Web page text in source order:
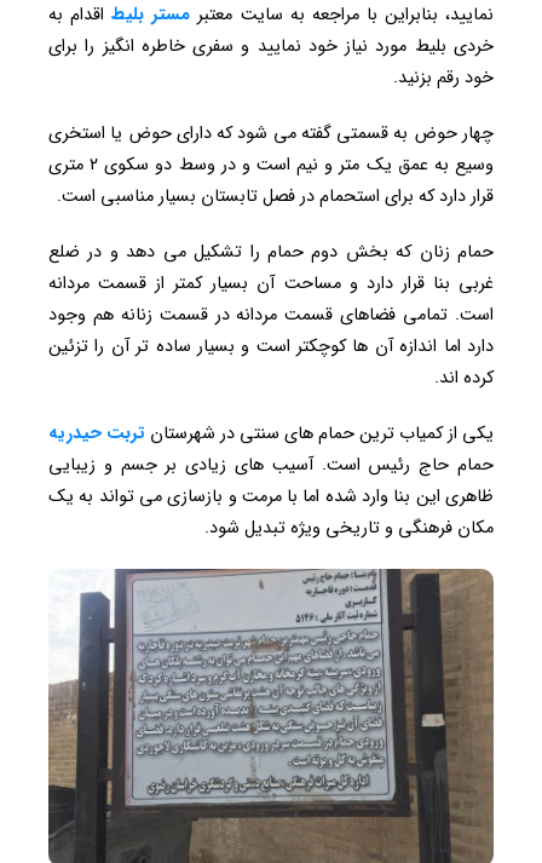
نمایید، بنابراین با مراجعه به سایت معتبر مستر بلیطاقدام به
خردی بلیط مورد نیاز خود نمایید و سفری خاطره انگیز را برای
خود رقم بزنید.
چهار حوض به قسمتی گفته می شود که دارای حوض یا استخری
وسیع به عمق یک متر و نیم است و در وسط دو سکوی ۲ متری
قرار دارد که برای استحمام در فصل تابستان بسیار مناسبی است.
حمام زنان که بخش دوم حمام را تشکیل می دهد و در ضلع
غربی بنا قرار دارد و مساحت آن بسیار کمتر از قسمت مردانه
است. تمامی فضاهای قسمت مردانه در قسمت زنانه هم وجود
دارد اما اندازه آن ها کوچکتر است و بسیار ساده تر آن را تزئین
کرده اند.
یکی از کمیاب ترین حمام های سنتی در شهرستان تربت حیدریه
حمام حاج رئیس است. آسیب های زیادی بر جسم و زیبایی
ظاهری این بنا وارد شده اما با مرمت و بازسازی می تواند به یک
مکان فرهنگی و تاریخی ویژه تبدیل شود.